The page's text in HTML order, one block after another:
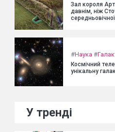
Зал короля
давнім, ніж
#Наука #
Космічний
унікальну
У тренді